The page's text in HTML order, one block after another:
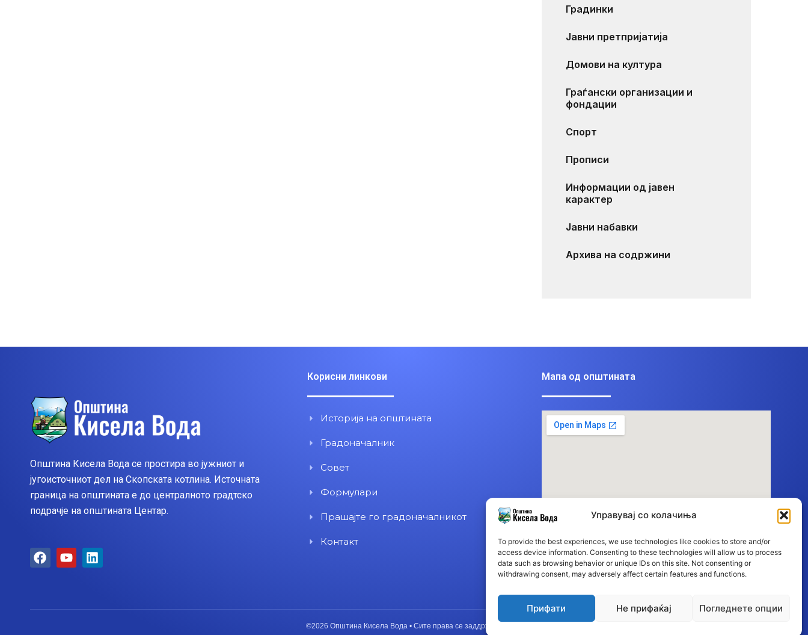
Управувај со колачиња
To provide the best experiences, we use technologies like cookies to store and/or
access device information. Consenting to these technologies will allow us to process
data such as browsing behavior or unique IDs on this site. Not consenting or
withdrawing consent, may adversely affect certain features and functions.
Прифати Не прифаќај Погледнете опции
Градинки
Јавни претпријатија
Домови на култура
Граѓански организации и
фондации
Спорт
Прописи
Информации од јавен
карактер
Јавни набавки
Архива на содржини
Општина Кисела Вода се простира во јужниот и
југоисточниот дел на Скопската котлина. Источната
граница на општината е до централното градтско
подрачје на општината Центар.
F
a
Y
o
L
i
Корисни линкови
Историја на општината
Градоначалник
Совет
Формулари
Прашајте го градоначалникот
Контакт
Мапа од општината
©2026 Општина Кисела Вода • Сите права се заддржани